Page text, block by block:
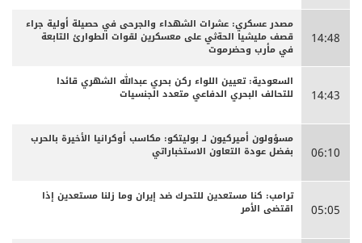
14:48
مصدر عسكري: عشرات الشهداء والجرحى ‏في حصيلة أولية جراء
قصف مليشيا الحةثي على معسكرين لقوات الطوارئ التابعة
في مأرب وحضرموت
14:43
السعودية: تعيين اللواء ركن بحري عبدالله الشهري قائدا
للتحالف البحري الدفاعي متعدد الجنسيات
06:10
مسؤولون أميركيون لـ بوليتكو: مكاسب أوكرانيا الأخيرة بالحرب
بفضل عودة التعاون الاستخباراتي
05:05
ترامب: كنا مستعدين للتحرك ضد إيران وما زلنا مستعدين إذا
اقتضى الأمر